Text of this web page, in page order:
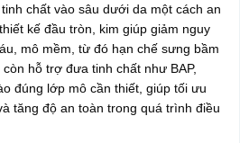
chất vào sâu dưới da một cách an
kế đầu tròn, kim giúp giảm nguy
mô mềm, từ đó hạn chế sưng bầm
hỗ trợ đưa tinh chất như BAP,
đúng lớp mô cần thiết, giúp tối ưu
tăng độ an toàn trong quá trình điều